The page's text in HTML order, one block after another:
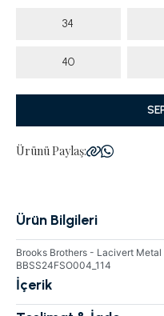
34
40
Ürünü Paylaş:
Ürün Bilgileri
Brooks Brothers - Lacivert Metal
BBSS24FSO004_114
İçerik